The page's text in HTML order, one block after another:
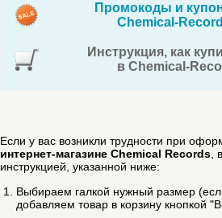
Промокоды и
Chemical-
Инструкция, как
в Chemical-
Если у вас возникли трудности при
интернет-магазине Chemical Records ,
инструкцией, указанной ниже:
Выбираем галкой нужный размер
добавляем товар в корзину кнопкой